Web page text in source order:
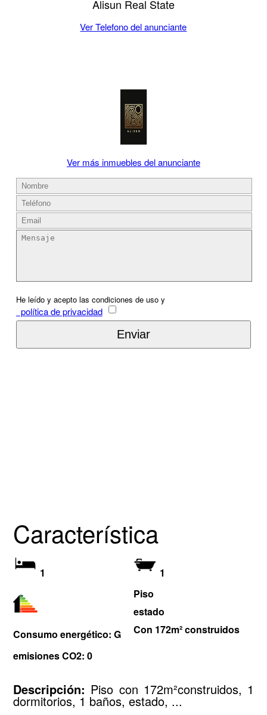
Alisun Real State
Ver Telefono del anunciante
Ver más inmuebles del anunciante
He leído y acepto las condiciones de uso y
política de privacidad
Característica
1 1
Consumo energético: G
emisiones CO2: 0
Piso
estado
Con 172m² construidos
Descripción: Piso con 172m²construidos, 1
dormitorios, 1 baños, estado, ...